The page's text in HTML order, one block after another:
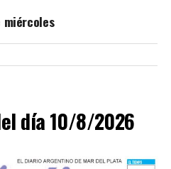
miércoles
día 10/8/2026